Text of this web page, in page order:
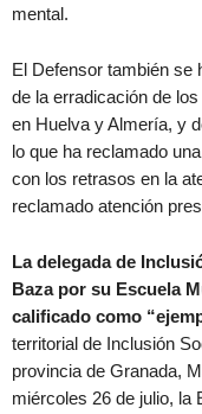
mental.
El Defensor también se
de la erradicación de
en Huelva y Almería, y
lo que ha reclamado
con los retrasos en la
reclamado atención
La delegada de
Baza por su Escuela
calificado como
territorial de Inclusión
provincia de Granada,
miércoles 26 de julio, la